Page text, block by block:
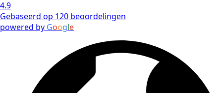
4.9
Gebaseerd op 120 beoordelingen
powered by Google